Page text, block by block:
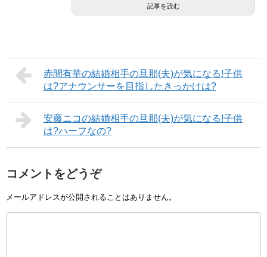
記事を読む
赤間有華の結婚相手の旦那(夫)が気になる!子供
は?アナウンサーを目指したきっかけは?
安藤ニコの結婚相手の旦那(夫)が気になる!子供
は?ハーフなの?
コメントをどうぞ
メールアドレスが公開されることはありません。